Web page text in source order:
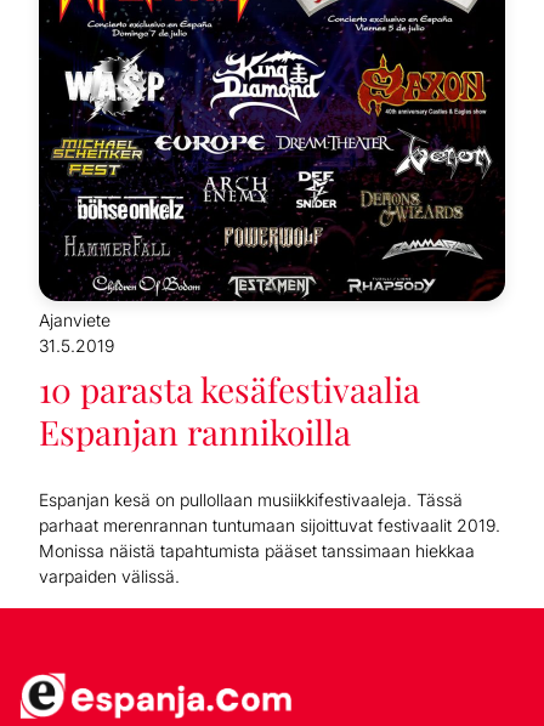
Ajanviete
31.5.2019
10 parasta kesäfestivaalia
Espanjan rannikoilla
Espanjan kesä on pullollaan musiikkifestivaaleja. Tässä
parhaat merenrannan tuntumaan sijoittuvat festivaalit 2019.
Monissa näistä tapahtumista pääset tanssimaan hiekkaa
varpaiden välissä.